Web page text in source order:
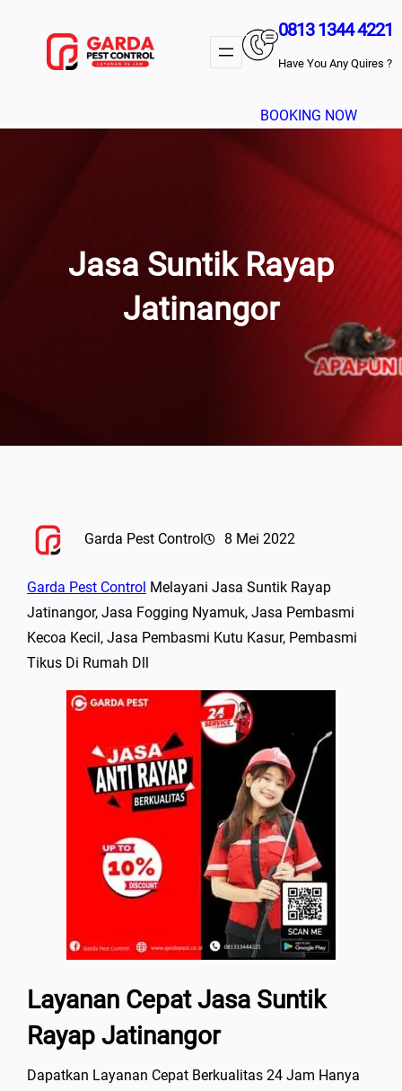
0813 1344 4221
Have You Any Quires ?
BOOKING NOW
Jasa Suntik Rayap
Jatinangor
Garda Pest Control 8 Mei 2022
Garda Pest Control Melayani Jasa Suntik Rayap
Jatinangor, Jasa Fogging Nyamuk, Jasa Pembasmi
Kecoa Kecil, Jasa Pembasmi Kutu Kasur, Pembasmi
Tikus Di Rumah Dll
Layanan Cepat Jasa Suntik
Rayap Jatinangor
Dapatkan Layanan Cepat Berkualitas 24 Jam Hanya